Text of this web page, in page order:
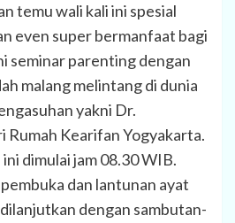
temu wali kali ini spesial
even super bermanfaat bagi
seminar parenting dengan
malang melintang di dunia
yakni Dr.
Rumah Kearifan Yogyakarta.
dimulai jam 08.30 WIB.
dan lantunan ayat
dengan sambutan-